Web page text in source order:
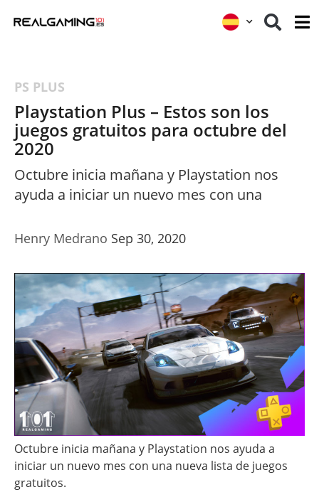
PS PLUS
Playstation Plus – Estos son los
juegos gratuitos para octubre del
2020
Octubre inicia mañana y Playstation nos
ayuda a iniciar un nuevo mes con una
Henry Medrano Sep 30, 2020
Octubre inicia mañana y Playstation nos ayuda a
iniciar un nuevo mes con una nueva lista de juegos
gratuitos.